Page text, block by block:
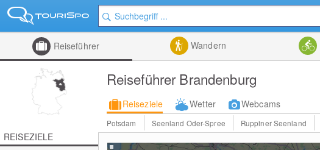
Reiseführer Wandern
Reiseführer Brandenburg
Reiseziele Wetter Webcams
Potsdam Seenland Oder-Spree Ruppiner Seenland
REISEZIELE